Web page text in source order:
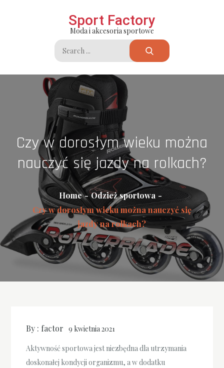
Sport Factory
Moda i akcesoria sportowe
Search
for:
Czy w dorosłym wieku można
nauczyć się jazdy na rolkach?
Home
Odzież sportowa
Czy w dorosłym wieku można nauczyć się
jazdy na rolkach?
By : factor 9 kwietnia 2021
Aktywność sportowa jest niezbędna dla utrzymania
doskonałej kondycji organizmu, a w dodatku